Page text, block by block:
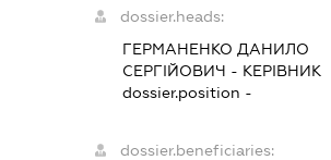
dossier.heads:
ГЕРМАНЕНКО ДАНИЛО
СЕРГІЙОВИЧ - КЕРІВНИК
dossier.position -
dossier.beneficiaries: